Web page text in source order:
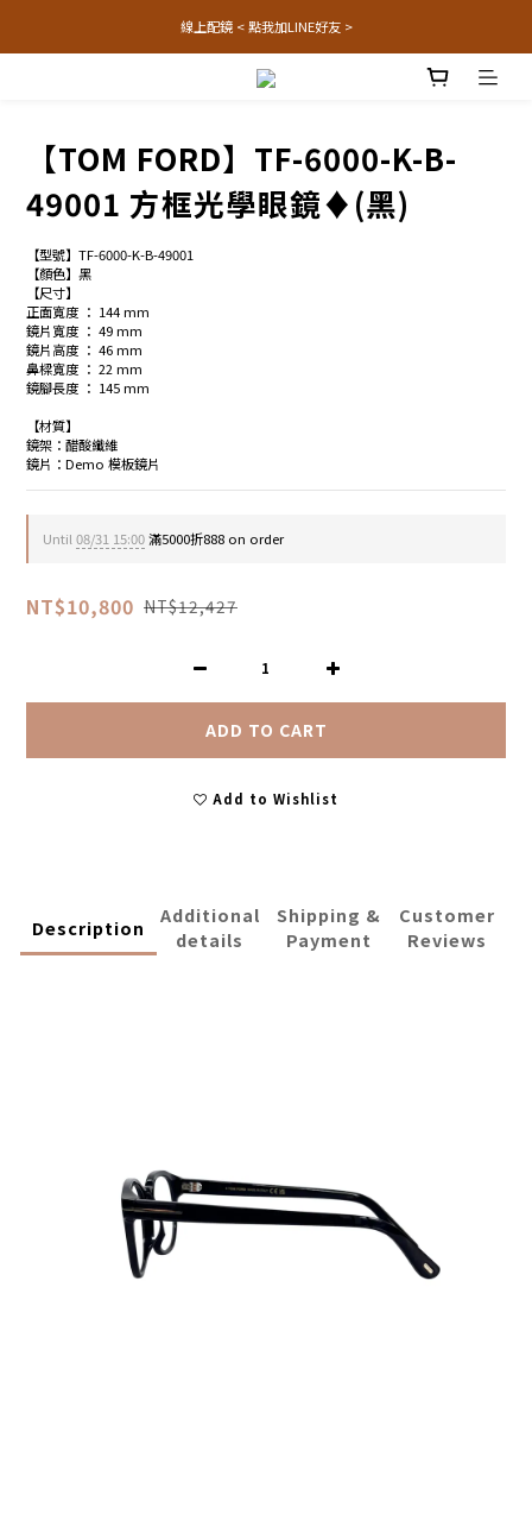
線上配鏡 < 點我加LINE好友 >
【TOM FORD】TF-6000-K-B-
49001 方框光學眼鏡♦(黑)
【型號】TF-6000-K-B-49001
【顏色】黑
【尺寸】
正面寬度 ： 144 mm
鏡片寬度 ： 49 mm
鏡片高度 ： 46 mm
鼻樑寬度 ： 22 mm
鏡腳長度 ： 145 mm
【材質】
鏡架：醋酸纖維
鏡片：Demo 模板鏡片
Until08/31 15:00滿5000折888 on order
NT$10,800 NT$12,427
ADD TO CART
Add to Wishlist
Description
Additional
details
Shipping &
Payment
Customer
Reviews